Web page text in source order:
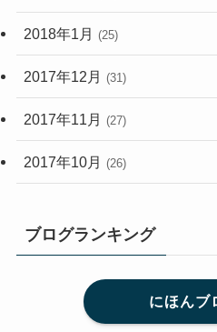
2018年1月 (25)
2017年12月 (31)
2017年11月 (27)
2017年10月 (26)
ブログランキング
にほんブ